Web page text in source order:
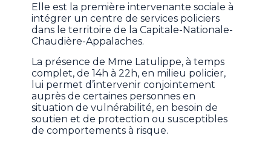
Elle est la première intervenante sociale à
intégrer un centre de services policiers
dans le territoire de la Capitale-Nationale-
Chaudière-Appalaches.
La présence de Mme Latulippe, à temps
complet, de 14h à 22h, en milieu policier,
lui permet d’intervenir conjointement
auprès de certaines personnes en
situation de vulnérabilité, en besoin de
soutien et de protection ou susceptibles
de comportements à risque.